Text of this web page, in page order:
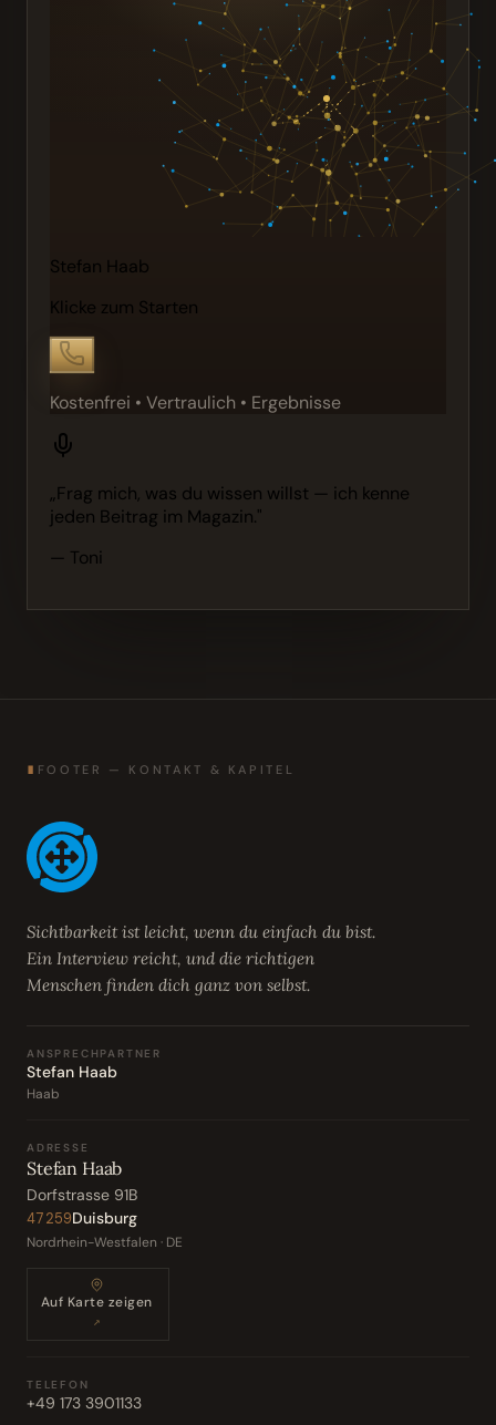
Stefan Haab
Klicke zum Starten
Kostenfrei • Vertraulich • Ergebnisse
„Frag mich, was du wissen willst — ich kenne
jeden Beitrag im Magazin."
— Toni
∎ FOOTER — KONTAKT & KAPITEL
Sichtbarkeit ist leicht, wenn du einfach du bist.
Ein Interview reicht, und die richtigen
Menschen finden dich ganz von selbst.
ANSPRECHPARTNER
Stefan Haab
Haab
ADRESSE
Stefan Haab
Dorfstrasse 91B
47259Duisburg
Nordrhein-Westfalen · DE
Auf Karte zeigen
↗
TELEFON
+49 173 3901133